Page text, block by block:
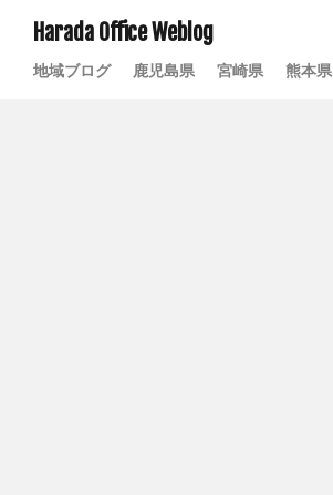
Harada Office Weblog
地域ブログ 鹿児島県 宮崎県 熊本県